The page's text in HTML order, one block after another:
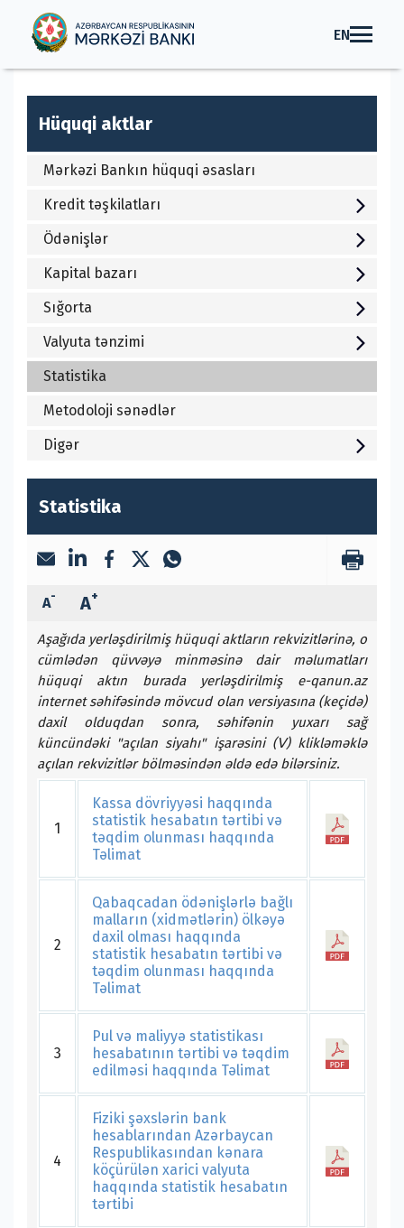
EN
Hüquqi aktlar
Mərkəzi Bankın hüquqi əsasları
Kredit təşkilatları
Ödənişlər
Kapital bazarı
Sığorta
Valyuta tənzimi
Statistika
Metodoloji sənədlər
Digər
Statistika
A- A+
Aşağıda yerləşdirilmiş hüquqi aktların rekvizitlərinə, o
cümlədən qüvvəyə minməsinə dair məlumatları
hüquqi aktın burada yerləşdirilmiş e-qanun.az
internet səhifəsində mövcud olan versiyasına (keçidə)
daxil olduqdan sonra, səhifənin yuxarı sağ
küncündəki "açılan siyahı" işarəsini (ꓦ) klikləməklə
açılan rekvizitlər bölməsindən əldə edə bilərsiniz.
1
Kassa dövriyyəsi haqqında
statistik hesabatın tərtibi və
təqdim olunması haqqında
Təlimat
2
Qabaqcadan ödənişlərlə bağlı
malların (xidmətlərin) ölkəyə
daxil olması haqqında
statistik hesabatın tərtibi və
təqdim olunması haqqında
Təlimat
3
Pul və maliyyə statistikası
hesabatının tərtibi və təqdim
edilməsi haqqında Təlimat
4
Fiziki şəxslərin bank
hesablarından Azərbaycan
Respublikasından kənara
köçürülən xarici valyuta
haqqında statistik hesabatın
tərtibi